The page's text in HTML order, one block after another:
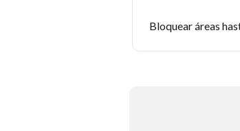
Bloquear áreas